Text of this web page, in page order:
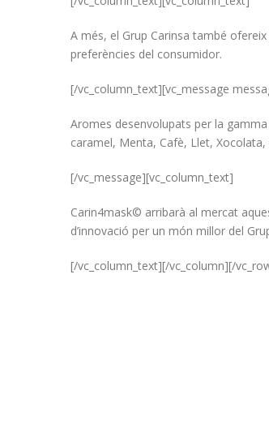
A més, el Grup Carinsa també
preferències del consumidor.
[/vc_column_text][vc_message
Aromes desenvolupats per la
caramel, Menta, Cafè, Llet,
[/vc_message][vc_column_text]
Carin4mask© arribarà al mercat
d’innovació per un món millor del
[/vc_column_text][/vc_column][/